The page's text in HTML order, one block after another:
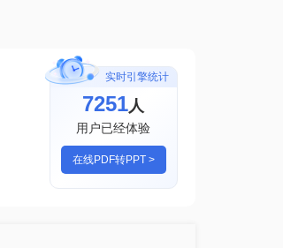
实时引擎统计
7251人
用户已经体验
在线PDF转PPT >